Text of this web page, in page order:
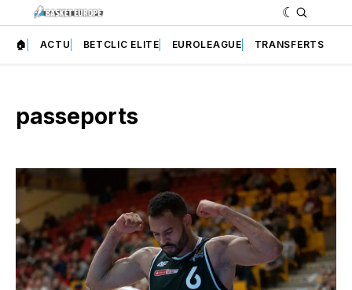
🏠 ACTU BETCLIC ELITE EUROLEAGUE TRANSFERTS
passeports